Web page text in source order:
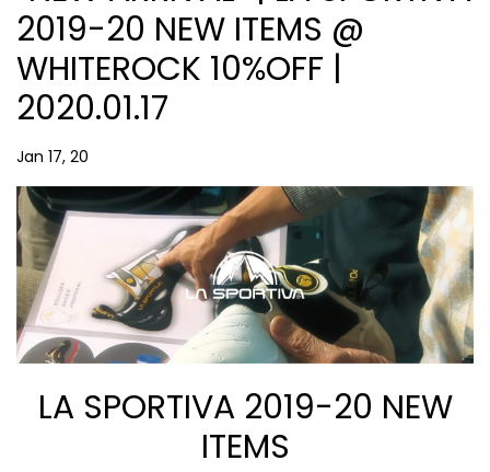
2019-20 NEW ITEMS @
WHITEROCK 10%OFF |
2020.01.17
Jan 17, 20
LA SPORTIVA 2019-20 NEW
ITEMS